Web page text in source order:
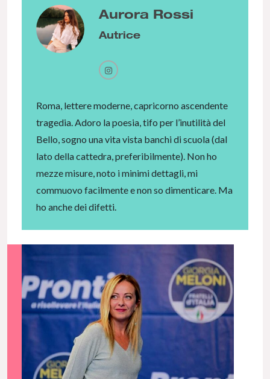
Aurora Rossi
Autrice
Roma, lettere moderne, capricorno ascendente
tragedia. Adoro la poesia, tifo per l’inutilità del
Bello, sogno una vita vista banchi di scuola (dal
lato della cattedra, preferibilmente). Non ho
mezze misure, noto i minimi dettagli, mi
commuovo facilmente e non so dimenticare. Ma
ho anche dei difetti.